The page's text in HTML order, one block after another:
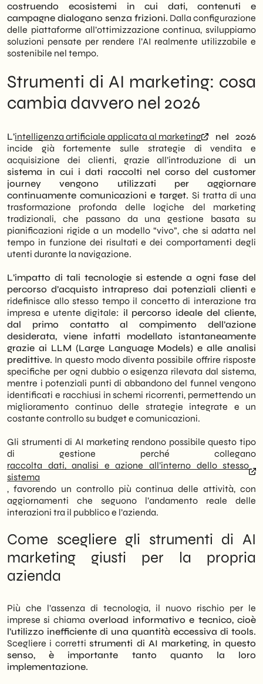
comunicazione e pubblicità
costruendo ecosistemi in cui dati, contenuti e
campagne dialogano senza frizioni. Dalla configurazione
delle piattaforme all’ottimizzazione continua, sviluppiamo
soluzioni pensate per rendere l’AI realmente utilizzabile e
sostenibile nel tempo.
Strumenti di AI marketing: cosa
cambia davvero nel 2026
L’intelligenza artificiale applicata al marketing
nel 2026
incide già fortemente sulle strategie di vendita e
acquisizione dei clienti, grazie all’introduzione di un
sistema in cui i dati raccolti nel corso del customer
journey vengono utilizzati per aggiornare
continuamente comunicazioni e target. Si tratta di una
trasformazione profonda delle logiche del marketing
tradizionali, che passano da una gestione basata su
pianificazioni rigide a un modello “vivo”, che si adatta nel
tempo in funzione dei risultati e dei comportamenti degli
utenti durante la navigazione.
L’impatto di tali tecnologie si estende a ogni fase del
percorso d’acquisto intrapreso dai potenziali clienti e
ridefinisce allo stesso tempo il concetto di interazione tra
impresa e utente digitale: il percorso ideale del cliente,
dal primo contatto al compimento dell’azione
desiderata, viene infatti modellato istantaneamente
grazie ai LLM (Large Language Models) e alle analisi
predittive. In questo modo diventa possibile offrire risposte
specifiche per ogni dubbio o esigenza rilevata dal sistema,
mentre i potenziali punti di abbandono del funnel vengono
identificati e racchiusi in schemi ricorrenti, permettendo un
miglioramento continuo delle strategie integrate e un
costante controllo su budget e comunicazioni.
Gli strumenti di AI marketing rendono possibile questo tipo
di gestione perché collegano
raccolta dati, analisi e azione all’interno dello stesso
sistema
, favorendo un controllo più continua delle attività, con
aggiornamenti che seguono l’andamento reale delle
interazioni tra il pubblico e l’azienda.
Come scegliere gli strumenti di AI
marketing giusti per la propria
azienda
Più che l’assenza di tecnologia, il nuovo rischio per le
imprese si chiama overload informativo e tecnico, cioè
l’utilizzo inefficiente di una quantità eccessiva di tools.
Scegliere i correttistrumenti di AI marketing, in questo
senso, è importante tanto quanto la loro
implementazione.